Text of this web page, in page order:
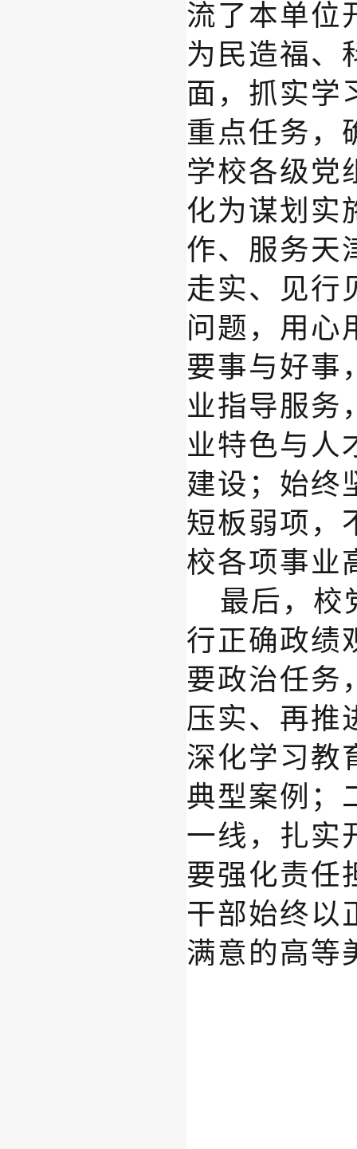
流了本单位
为民造福、
面，抓实学
重点任务，
学校各级党
化为谋划实
作、服务天
走实、见行
问题，用心
要事与好事
业指导服务
业特色与人
建设；始终
短板弱项，
校各项事业
最后 ，校
行正确政绩
要政治任务
压实、再推
深化学习教
典型案例；
一线，扎实
要强化责任
干部始终以
满意的高等